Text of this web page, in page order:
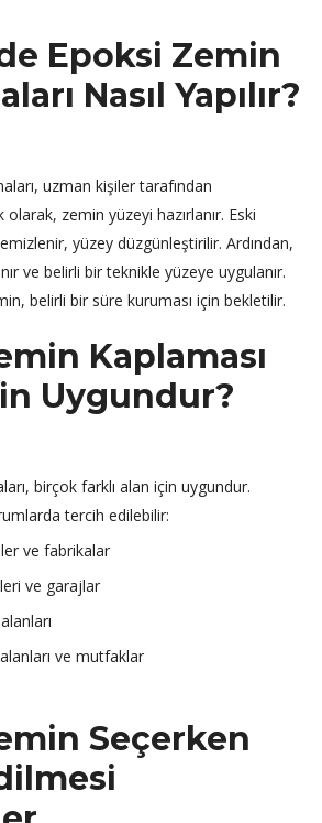
Epoksi Zemin
Nasıl Yapılır?
uzman kişiler tarafından
zemin yüzeyi hazırlanır. Eski
yüzey düzgünleştirilir. Ardından,
ve belirli bir teknikle yüzeye uygulanır.
belirli bir süre kuruması için bekletilir.
Kaplaması
Uygundur?
birçok farklı alan için uygundur.
tercih edilebilir:
ve fabrikalar
ve garajlar
ve mutfaklar
Seçerken